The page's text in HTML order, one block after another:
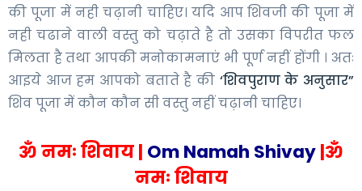
की पूजा में नही चढ़ानी चाहिए। यदि आप शिवजी की पूजा में
नही चढाने वाली वस्तु को चढ़ाते है तो उसका विपरीत फल
मिलता है तथा आपकी मनोकामनाएं भी पूर्ण नहीं होंगी । अतः
आइये आज हम आपको बताते है की ‘शिवपुराण के अनुसार”
शिव पूजा में कौन कौन सी वस्तु नहीं चढ़ानी चाहिए।
ॐ नमः शिवाय | Om Namah Shivay|ॐ
नमः शिवाय